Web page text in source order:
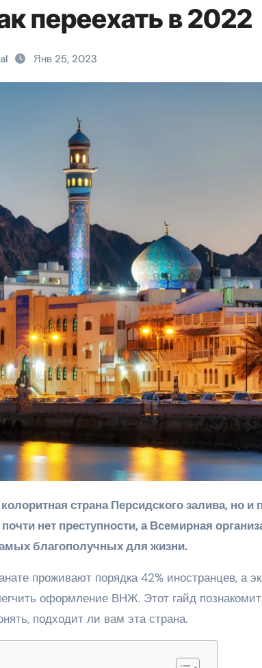
переехать в 2022
Янв 25, 2023
нет преступности, а Всемирная
благополучных для жизни.
проживают порядка 42% иностранцев, а
оформление ВНЖ. Этот гайд
подходит ли вам эта страна.